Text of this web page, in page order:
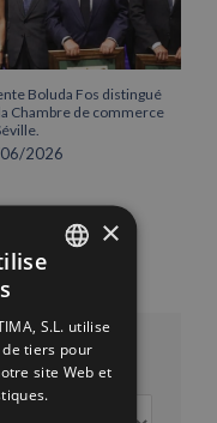
Boluda Fos distingué
Chambre de commerce
2026
ENGLISH
FRENCH
×
S.L. utilise
tiers pour
site Web et